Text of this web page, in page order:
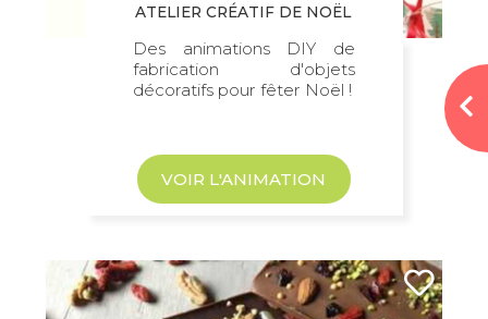
ATELIER CRÉATIF DE NOËL
Des animations DIY de
fabrication d'objets
décoratifs pour fêter Noël !
VOIR L'ANIMATION